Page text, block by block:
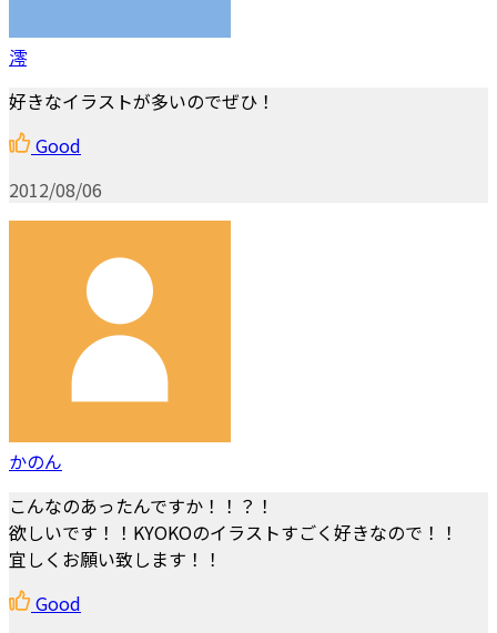
澪
好きなイラストが多いのでぜひ！
Good
2012/08/06
かのん
こんなのあったんですか！！？！
欲しいです！！KYOKOのイラストすごく好きなので！！
宜しくお願い致します！！
Good